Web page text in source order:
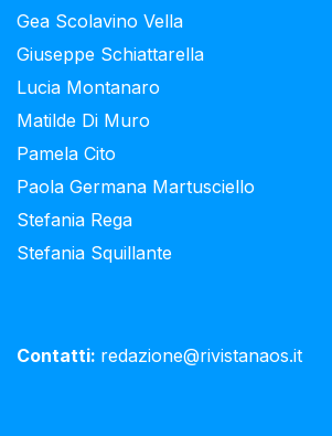
Gea Scolavino Vella
Giuseppe Schiattarella
Lucia Montanaro
Matilde Di Muro
Pamela Cito
Paola Germana Martusciello
Stefania Rega
Stefania Squillante
Contatti: redazione@rivistanaos.it